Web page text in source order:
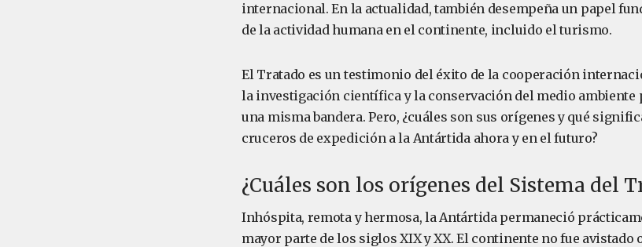
internacional. En la actualidad, también desempeña un papel
de la actividad humana en el continente, incluido el turismo.
El Tratado es un testimonio del éxito de la cooperación
la investigación científica y la conservación del medio ambiente
una misma bandera. Pero, ¿cuáles son sus orígenes y qué
cruceros de expedición a la Antártida ahora y en el futuro?
¿Cuáles son los orígenes del Sistema del
Inhóspita, remota y hermosa, la Antártida permaneció
mayor parte de los siglos XIX y XX. El continente no fue avistado